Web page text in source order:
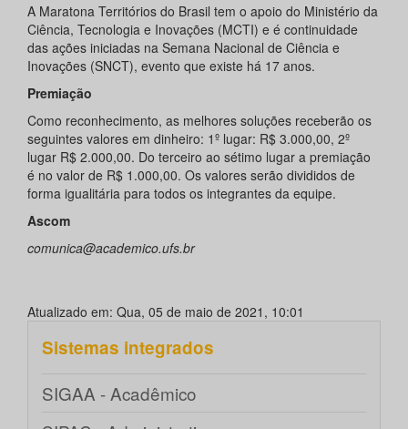
A Maratona Territórios do Brasil tem o apoio do Ministério da
Ciência, Tecnologia e Inovações (MCTI) e é continuidade
das ações iniciadas na Semana Nacional de Ciência e
Inovações (SNCT), evento que existe há 17 anos.
Premiação
Como reconhecimento, as melhores soluções receberão os
seguintes valores em dinheiro: 1º lugar: R$ 3.000,00, 2º
lugar R$ 2.000,00. Do terceiro ao sétimo lugar a premiação
é no valor de R$ 1.000,00. Os valores serão divididos de
forma igualitária para todos os integrantes da equipe.
Ascom
comunica@academico.ufs.br
Atualizado em: Qua, 05 de maio de 2021, 10:01
Sistemas integrados
SIGAA - Acadêmico